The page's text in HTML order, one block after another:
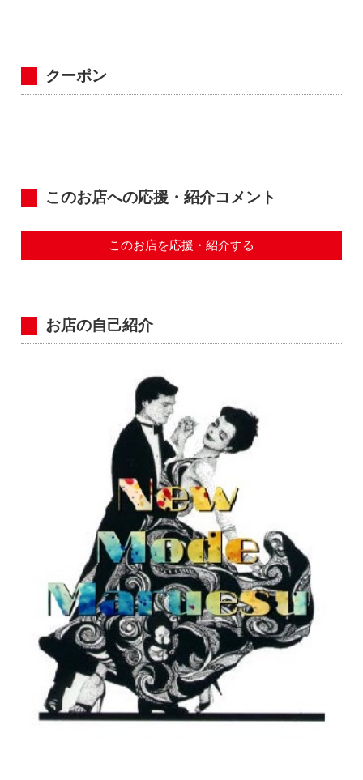
クーポン
このお店への応援・紹介コメント
このお店を応援・紹介する
お店の自己紹介